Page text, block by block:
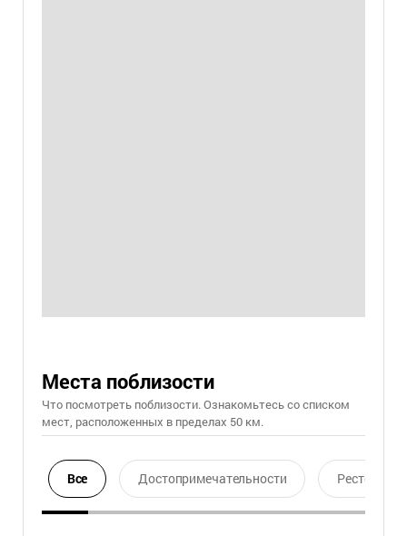
Места поблизости
Что посмотреть поблизости. Ознакомьтесь со списком
мест, расположенных в пределах 50 км.
Все Достопримечательности Ресторан